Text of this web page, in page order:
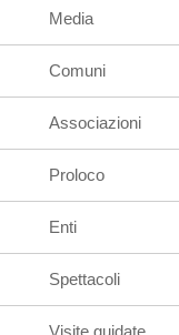
Media
Comuni
Associazioni
Proloco
Enti
Spettacoli
Visite guidate